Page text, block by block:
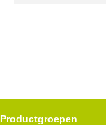
Productgroepen